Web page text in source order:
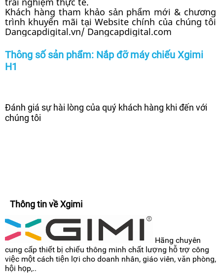
Khách hàng tham khảo sản phẩm mới & chương
trình khuyến mãi tại Website chính của chúng tôi
Dangcapdigital.vn/ Dangcapdigital.com
Thông số sản phẩm: Nắp đỡ máy chiếu Xgimi
H1
Đánh giá sự hài lòng của quý khách hàng khi đến với
chúng tôi
Thông tin về Xgimi
Hãng chuyên
cung cấp thiết bị chiếu thông minh chất lượng hỗ trợ công
việc một cách tiện lợi cho doanh nhân, giáo viên, văn phòng,
hội họp,..